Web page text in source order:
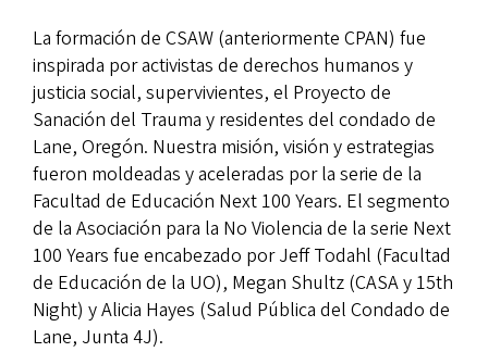
La formación de CSAW (anteriormente CPAN) fue
inspirada por activistas de derechos humanos y
justicia social, supervivientes, el Proyecto de
Sanación del Trauma y residentes del condado de
Lane, Oregón. Nuestra misión, visión y estrategias
fueron moldeadas y aceleradas por la serie de la
Facultad de Educación Next 100 Years. El segmento
de la Asociación para la No Violencia de la serie Next
100 Years fue encabezado por Jeff Todahl (Facultad
de Educación de la UO), Megan Shultz (CASA y 15th
Night) y Alicia Hayes (Salud Pública del Condado de
Lane, Junta 4J).